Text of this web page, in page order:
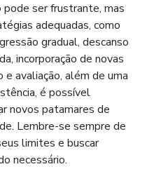
pode ser frustrante, mas
adequadas, como
gradual, descanso
incorporação de novas
avaliação, além de uma
é possível
novos patamares de
Lembre-se sempre de
limites e buscar
necessário.